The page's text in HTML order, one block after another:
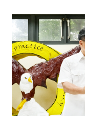
答
電
子
報
RSS
English